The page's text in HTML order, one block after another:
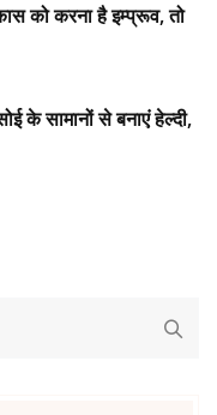
को करना है इम्प्रूव, तो
के सामानों से बनाएं हेल्दी,